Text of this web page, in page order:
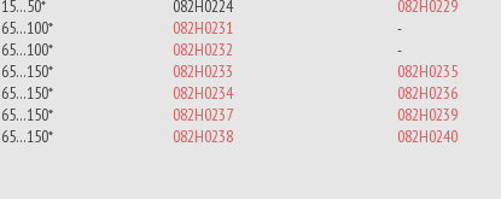
15…50* 082H0224
082H0229
65…100* 082H0231
-
65…100* 082H0232
-
65…150* 082H0233
082H0235
65…150* 082H0234
082H0236
65…150* 082H0237
082H0239
65…150* 082H0238 082H0240